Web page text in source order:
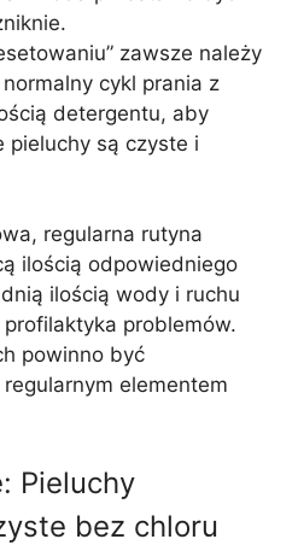
zawsze należy
cykl prania z
detergentu, aby
pieluchy są czyste i
regularna rutyna
ilością odpowiedniego
ilością wody i ruchu
problemów.
powinno być
elementem
Pieluchy
bez chloru